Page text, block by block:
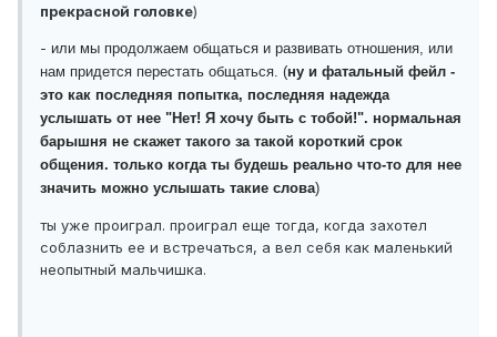
прекрасной головке)
- или мы продолжаем общаться и развивать отношения, или
нам придется перестать общаться. (ну и фатальный фейл -
это как последняя попытка, последняя надежда
услышать от нее "Нет! Я хочу быть с тобой!". нормальная
барышня не скажет такого за такой короткий срок
общения. только когда ты будешь реально что-то для нее
значить можно услышать такие слова)
ты уже проиграл. проиграл еще тогда, когда захотел
соблазнить ее и встречаться, а вел себя как маленький
неопытный мальчишка.